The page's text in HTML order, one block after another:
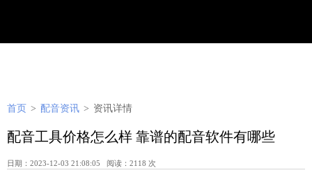
首页 > 配音资讯 > 资讯详情
配音工具价格怎么样 靠谱的配音软件有哪些
日期：2023-12-03 21:08:05 阅读：2118 次